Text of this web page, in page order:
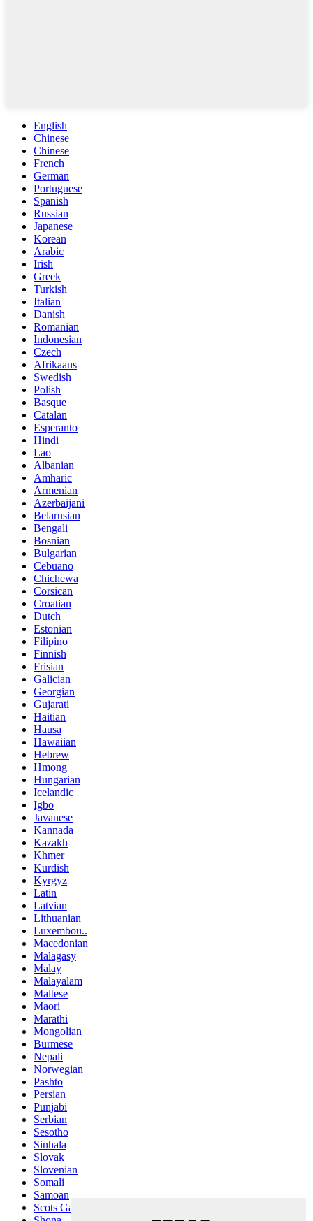
English
Chinese
Chinese
French
German
Portuguese
Spanish
Russian
Japanese
Korean
Arabic
Irish
Greek
Turkish
Italian
Danish
Romanian
Indonesian
Czech
Afrikaans
Swedish
Polish
Basque
Catalan
Esperanto
Hindi
Lao
Albanian
Amharic
Armenian
Azerbaijani
Belarusian
Bengali
Bosnian
Bulgarian
Cebuano
Chichewa
Corsican
Croatian
Dutch
Estonian
Filipino
Finnish
Frisian
Galician
Georgian
Gujarati
Haitian
Hausa
Hawaiian
Hebrew
Hmong
Hungarian
Icelandic
Igbo
Javanese
Kannada
Kazakh
Khmer
Kurdish
Kyrgyz
Latin
Latvian
Lithuanian
Luxembou..
Macedonian
Malagasy
Malay
Malayalam
Maltese
Maori
Marathi
Mongolian
Burmese
Nepali
Norwegian
Pashto
Persian
Punjabi
Serbian
Sesotho
Sinhala
Slovak
Slovenian
Somali
Samoan
Scots Gaelic